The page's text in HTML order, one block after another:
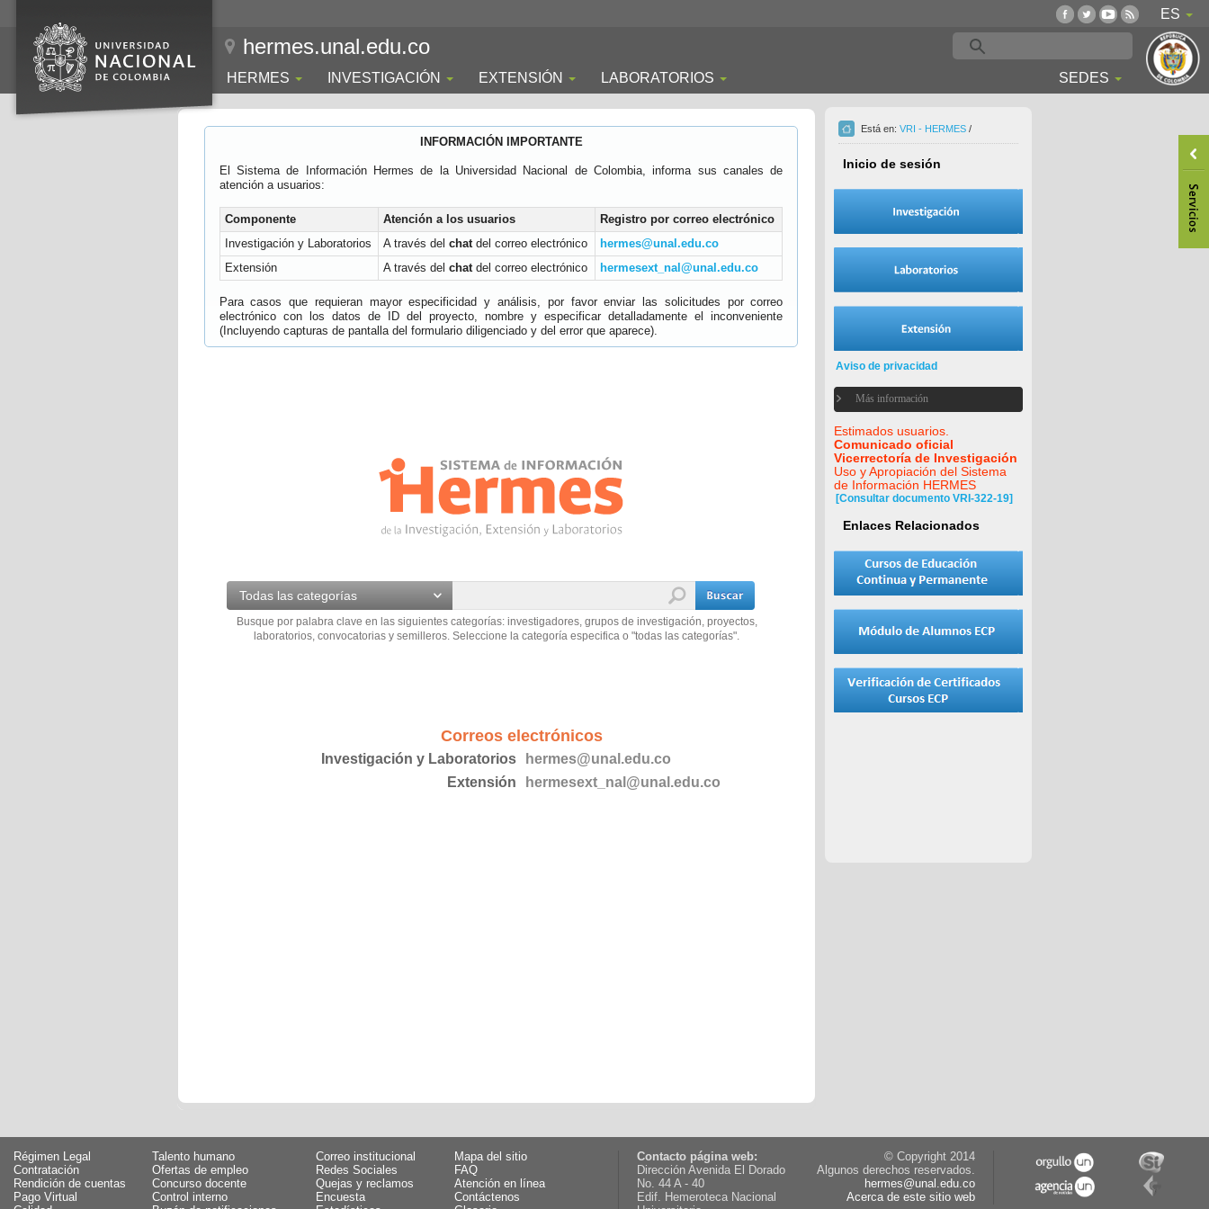
ES
hermes.unal.edu.co
HERMES INVESTIGACIÓN EXTENSIÓN LABORATORIOS SEDES
INFORMACIÓN IMPORTANTE
El Sistema de Información Hermes de la Universidad Nacional de Colombia, informa sus canales de
atención a usuarios:
Componente Atención a los usuarios
Registro por correo electrónico
Investigación y Laboratorios
A través del chatdel correo electrónico
hermes@unal.edu.co
Extensión
A través del chatdel correo electrónico hermesext_nal@unal.edu.co
Para casos que requieran mayor especificidad y análisis, por favor enviar las solicitudes por correo
electrónico con los datos de ID del proyecto, nombre y especificar detalladamente el inconveniente
(Incluyendo capturas de pantalla del formulario diligenciado y del error que aparece).
Todas las categorías
Busque por palabra clave en las siguientes categorías: investigadores, grupos de investigación, proyectos,
laboratorios, convocatorias y semilleros. Seleccione la categoría especifica o "todas las categorías".
Correos electrónicos
Investigación y Laboratorios
hermes@unal.edu.co
Extensión
hermesext_nal@unal.edu.co
Está en: VRI - HERMES /
Inicio de sesión
Aviso de privacidad
Más información
Estimados usuarios.
Comunicado oficial
Vicerrectoría de Investigación
Uso y Apropiación del Sistema
de Información HERMES
[Consultar documento VRI-322-19]
Enlaces Relacionados
Régimen Legal
Talento humano
Contratación
Ofertas de empleo
Rendición de cuentas
Concurso docente
Pago Virtual
Control interno
Correo institucional
Mapa del sitio
Redes Sociales
FAQ
Quejas y reclamos
Atención en línea
Encuesta
Contáctenos
Contacto página web:
Dirección Avenida El Dorado
No. 44 A - 40
Edif. Hemeroteca Nacional
© Copyright 2014
Algunos derechos reservados.
hermes@unal.edu.co
Acerca de este sitio web